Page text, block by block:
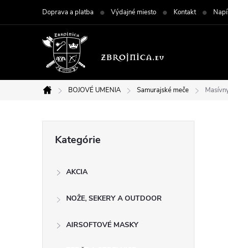
Doprava a platba Výdajné miesto Kontakt
Domov
BOJOVÉ UMENIA Samurajské meče
kategórie
Kategórie
AKCIA
NOŽE, SEKERY A OUTDOOR
AIRSOFTOVÉ MASKY